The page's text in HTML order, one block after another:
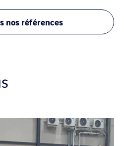
nos références